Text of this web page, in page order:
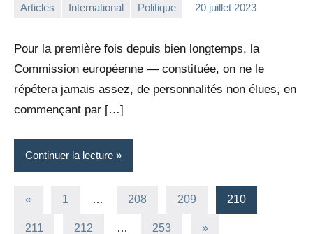
Articles International Politique 20 juillet 2023
Pour la première fois depuis bien longtemps, la
Commission européenne — constituée, on ne le
répétera jamais assez, de personnalités non élues, en
commençant par […]
Continuer la lecture
Pagination
des
« Publications
1 … 208 209 210
211 212 … 253
Articles
»